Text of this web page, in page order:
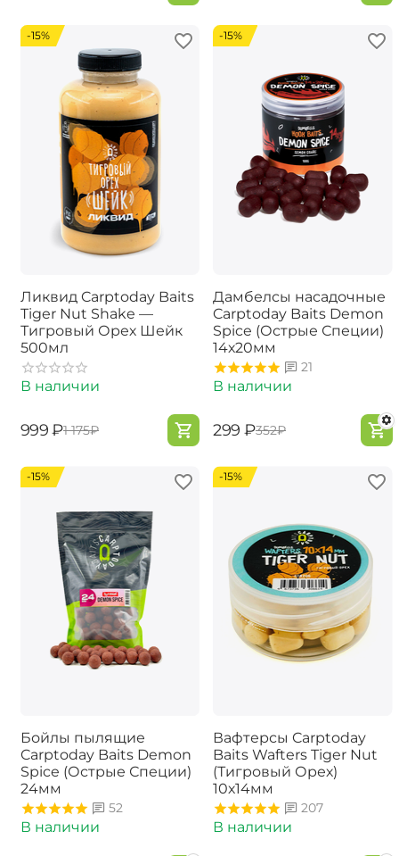
-15%
Ликвид Carptoday Baits
Tiger Nut Shake —
Тигровый Орех Шейк
500мл
В наличии
‍999‍ ₽‍1 175‍₽
-15%
Дамбелсы насадочные
Carptoday Baits Demon
Spice (Острые Специи)
14х20мм
21
В наличии
‍299‍ ₽‍352‍₽
-15%
Бойлы пылящие
Carptoday Baits Demon
Spice (Острые Специи)
24мм
52
В наличии
-15%
Вафтерсы Carptoday
Baits Wafters Tiger Nut
(Тигровый Орех)
10х14мм
207
В наличии